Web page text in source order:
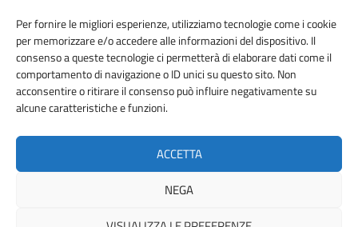
Per fornire le migliori esperienze, utilizziamo tecnologie come i cookie
per memorizzare e/o accedere alle informazioni del dispositivo. Il
consenso a queste tecnologie ci permetterà di elaborare dati come il
comportamento di navigazione o ID unici su questo sito. Non
acconsentire o ritirare il consenso può influire negativamente su
alcune caratteristiche e funzioni.
ACCETTA
NEGA
AMMINISTRAZIONE TRASPARENTE
DICHIARAZIONE DI ACCESSIBILITA’ WHISTLEBLOWING